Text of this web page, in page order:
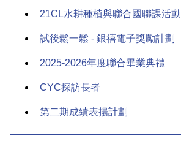
21CL水耕種植與聯合國聯課活動
試後鬆一鬆 - 銀禧電子獎勵計劃
2025-2026年度聯合畢業典禮
CYC探訪長者
第二期成績表揚計劃